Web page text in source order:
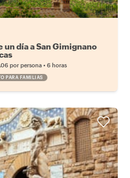
un día a San Gimignano
por persona • 6 horas
PARA FAMILIAS